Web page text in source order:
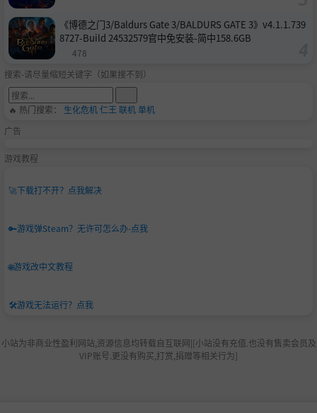
《博德之门3/Baldurs Gate 3/BALDURS GATE 3》v4.1.1.739
8727-Build 24532579官中免安装-简中158.6GB
478
搜索-请尽量缩短关键字（如果搜不到）
🔥 热门搜索： 生化危机仁王 联机单机
广告
游戏教程
🚀下载打不开？点我解决
🔑游戏弹Steam？无许可怎么办-点我
🌐游戏改中文教程
🛠️游戏无法运行？点我
小站为非商业性盈利网站,资源信息均转载自互联网|[小站没有充值.也没有售卖会员及
VIP账号.更没有购买,打赏,捐赠等相关行为]